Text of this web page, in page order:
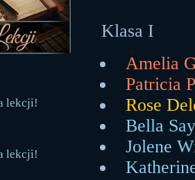
lekcji!
lekcji!
Klasa I
Amelia
Patricia
Rose
Bella
Jolene